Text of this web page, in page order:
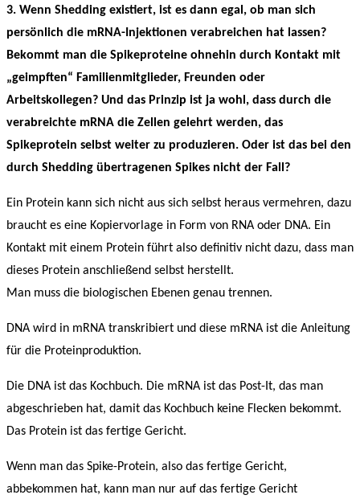
3. Wenn Shedding existiert, ist es dann egal, ob man sich
persönlich die mRNA-Injektionen verabreichen hat lassen?
Bekommt man die Spikeproteine ohnehin durch Kontakt mit
„geimpften“ Familienmitglieder, Freunden oder
Arbeitskollegen? Und das Prinzip ist ja wohl, dass durch die
verabreichte mRNA die Zellen gelehrt werden, das
Spikeprotein selbst weiter zu produzieren. Oder ist das bei den
durch Shedding übertragenen Spikes nicht der Fall?
Ein Protein kann sich nicht aus sich selbst heraus vermehren, dazu
braucht es eine Kopiervorlage in Form von RNA oder DNA. Ein
Kontakt mit einem Protein führt also definitiv nicht dazu, dass man
dieses Protein anschließend selbst herstellt.
Man muss die biologischen Ebenen genau trennen.
DNA wird in mRNA transkribiert und diese mRNA ist die Anleitung
für die Proteinproduktion.
Die DNA ist das Kochbuch. Die mRNA ist das Post-It, das man
abgeschrieben hat, damit das Kochbuch keine Flecken bekommt.
Das Protein ist das fertige Gericht.
Wenn man das Spike-Protein, also das fertige Gericht,
abbekommen hat, kann man nur auf das fertige Gericht